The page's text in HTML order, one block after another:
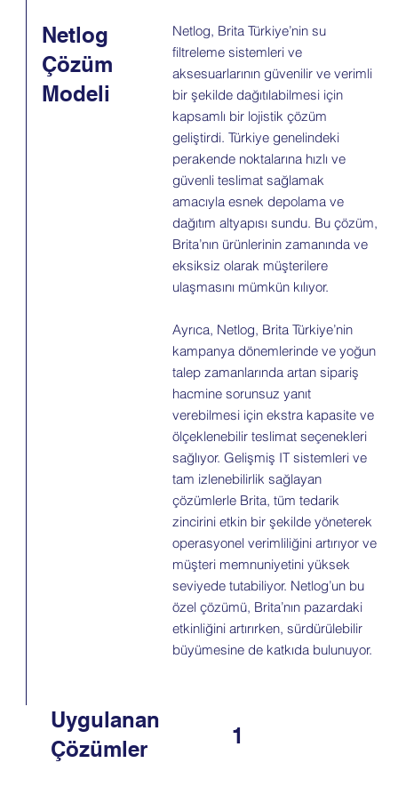
Netlog, Brita Türkiye’nin su
filtreleme sistemleri ve
aksesuarlarının güvenilir ve verimli
bir şekilde dağıtılabilmesi için
kapsamlı bir lojistik çözüm
geliştirdi. Türkiye genelindeki
perakende noktalarına hızlı ve
güvenli teslimat sağlamak
amacıyla esnek depolama ve
dağıtım altyapısı sundu. Bu çözüm,
Brita’nın ürünlerinin zamanında ve
eksiksiz olarak müşterilere
ulaşmasını mümkün kılıyor.
Ayrıca, Netlog, Brita Türkiye’nin
kampanya dönemlerinde ve yoğun
talep zamanlarında artan sipariş
hacmine sorunsuz yanıt
verebilmesi için ekstra kapasite ve
ölçeklenebilir teslimat seçenekleri
sağlıyor. Gelişmiş IT sistemleri ve
tam izlenebilirlik sağlayan
çözümlerle Brita, tüm tedarik
zincirini etkin bir şekilde yöneterek
operasyonel verimliliğini artırıyor ve
müşteri memnuniyetini yüksek
seviyede tutabiliyor. Netlog’un bu
özel çözümü, Brita’nın pazardaki
etkinliğini artırırken, sürdürülebilir
büyümesine de katkıda bulunuyor.
Netlog
Çözüm
Modeli
Uygulanan
Çözümler
1